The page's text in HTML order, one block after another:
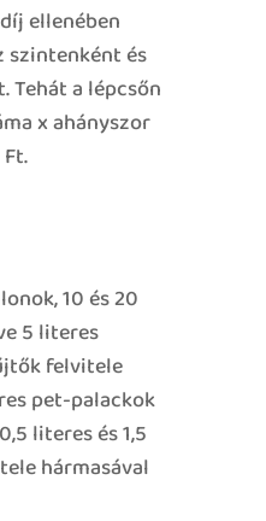
ellenében
szintenként és
Tehát a lépcsőn
x ahányszor
10 és 20
5 literes
felvitele
pet-palackok
literes és 1,5
hármasával